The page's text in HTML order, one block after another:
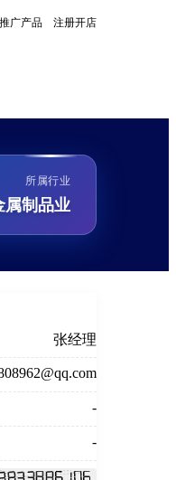
推广产品 注册开店
所属行业
属制品业
张经理
-
-